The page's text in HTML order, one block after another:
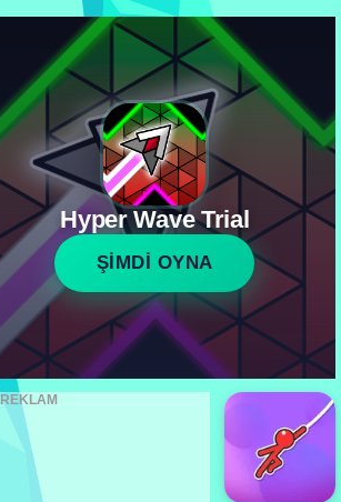
Hyper Wave Trial
ŞİMDİ OYNA
REKLAM